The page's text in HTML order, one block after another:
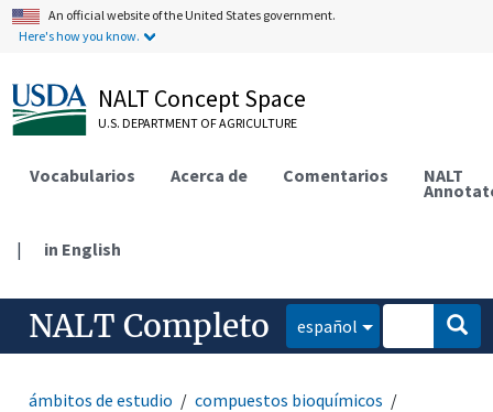
An official website of the United States government.
Here's how you know.
NALT Concept Space
U.S. DEPARTMENT OF AGRICULTURE
Vocabularios Acerca de Comentarios NALT
| in English
NALT Completo español
ámbitos de estudio
compuestos bioquímicos